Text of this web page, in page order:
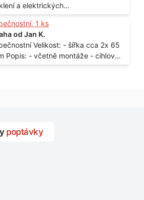
a elektrických
panelový dům - jedná se o
v zarámovaném a proskleném
bude i demontáž
prosklených,
7, 9,
1 ks
od Jan K.
šířka cca 2x 65
z chodby - rozměry bez zárubní
poptávky